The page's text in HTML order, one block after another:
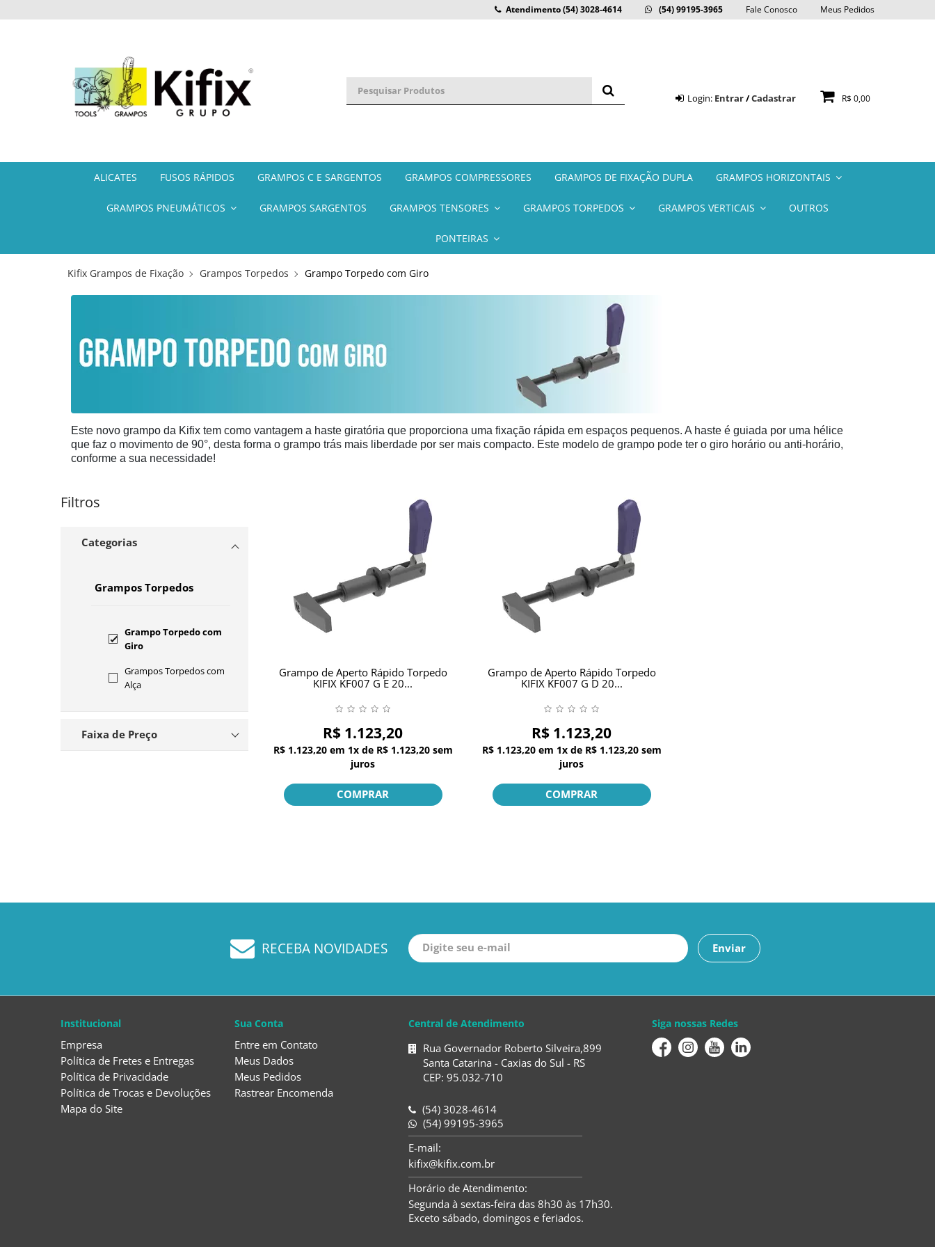
Atendimento(54) 3028-4614 (54) 99195-3965 Fale Conosco Meus Pedidos
Login: Entrar/Cadastrar R$ 0,00
ALICATES FUSOS RÁPIDOS GRAMPOS C E SARGENTOS GRAMPOS COMPRESSORES GRAMPOS DE FIXAÇÃO DUPLA GRAMPOS HORIZONTAIS
GRAMPOS PNEUMÁTICOS GRAMPOS SARGENTOS GRAMPOS TENSORES GRAMPOS TORPEDOS GRAMPOS VERTICAIS OUTROS
PONTEIRAS
Kifix Grampos de Fixação Grampos Torpedos Grampo Torpedo com Giro
Este novo grampo da Kifix tem como vantagem a haste giratória que proporciona uma fixação rápida em espaços pequenos. A haste é guiada por uma hélice
que faz o movimento de 90°, desta forma o grampo trás mais liberdade por ser mais compacto. Este modelo de grampo pode ter o giro horário ou anti-horário,
conforme a sua necessidade!
Filtros
Categorias
Grampos Torpedos
Grampo Torpedo com
Giro
Grampos Torpedos com
Alça
Faixa de Preço
Grampo de Aperto Rápido Torpedo
KIFIX KF007 G E 20...
R$ 1.123,20
R$ 1.123,20 em 1x de R$ 1.123,20 sem
juros
COMPRAR
Grampo de Aperto Rápido Torpedo
KIFIX KF007 G D 20...
R$ 1.123,20
R$ 1.123,20 em 1x de R$ 1.123,20 sem
juros
COMPRAR
RECEBA NOVIDADES Enviar
Institucional
Empresa
Política de Fretes e Entregas
Política de Privacidade
Política de Trocas e Devoluções
Mapa do Site
Sua Conta
Entre em Contato
Meus Dados
Meus Pedidos
Rastrear Encomenda
Central de Atendimento
Rua Governador Roberto Silveira,899
Santa Catarina - Caxias do Sul - RS
CEP: 95.032-710
(54) 3028-4614
(54) 99195-3965
E-mail:
kifix@kifix.com.br
Horário de Atendimento:
Segunda à sextas-feira das 8h30 às 17h30.
Exceto sábado, domingos e feriados.
Siga nossas Redes